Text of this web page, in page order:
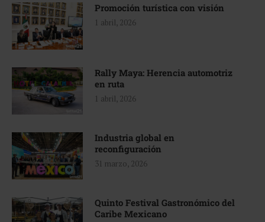
Promoción turística con visión
1 abril, 2026
Rally Maya: Herencia automotriz
en ruta
1 abril, 2026
Industria global en
reconfiguración
31 marzo, 2026
Quinto Festival Gastronómico del
Caribe Mexicano